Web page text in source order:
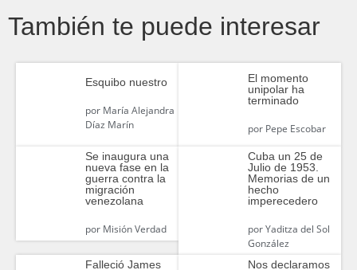
También te puede interesar
Esquibo nuestro
porMaría Alejandra
Díaz Marín
El momento
unipolar ha
terminado
porPepe Escobar
Se inaugura una
nueva fase en la
guerra contra la
migración
venezolana
porMisión Verdad
Cuba un 25 de
Julio de 1953.
Memorias de un
hecho
imperecedero
porYaditza del Sol
González
Falleció James
Nos declaramos